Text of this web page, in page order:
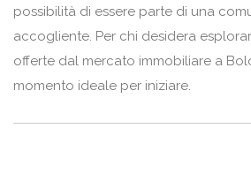
possibilità di essere parte di una
accogliente. Per chi desidera
offerte dal mercato immobiliare a
momento ideale per iniziare.